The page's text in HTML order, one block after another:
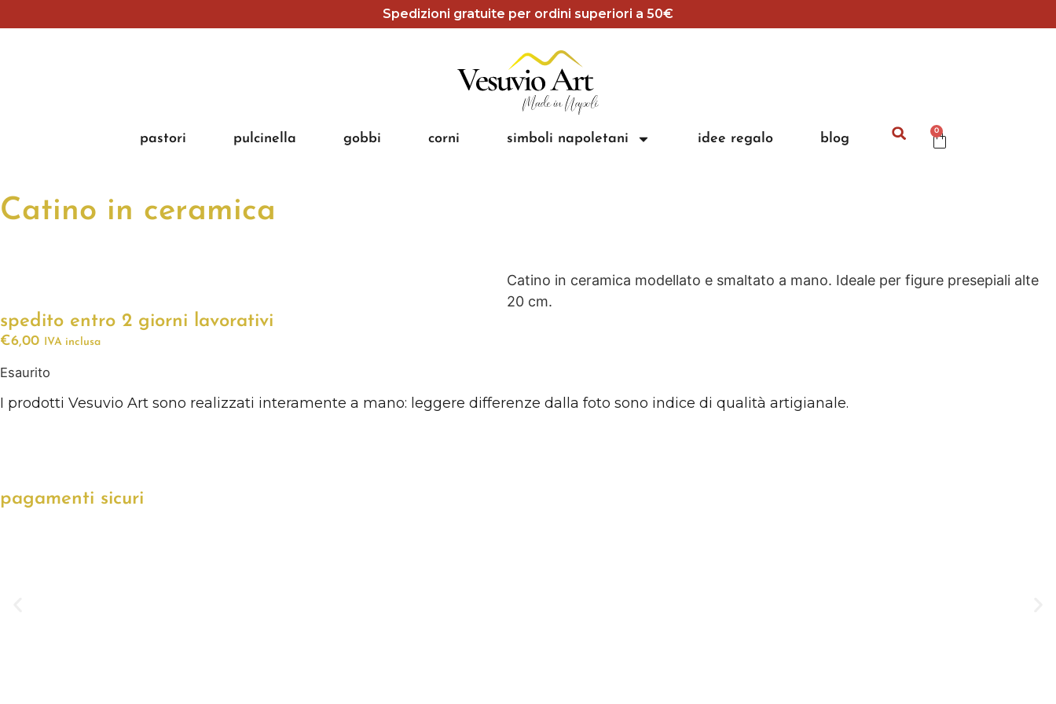
Spedizioni gratuite per ordini superiori a 50€
pastori pulcinella gobbi corni simboli napoletani idee regalo blog
0
Catino in ceramica
Catino in ceramica modellato e smaltato a mano. Ideale per figure presepiali alte
20 cm.
spedito entro 2 giorni lavorativi
€6,00 IVA inclusa
Esaurito
I prodotti Vesuvio Art sono realizzati interamente a mano: leggere differenze dalla foto sono indice di qualità artigianale.
pagamenti sicuri